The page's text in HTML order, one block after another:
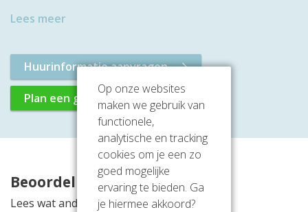
Lees meer
Huurinformatie aanvragen
Plan een gratis rondleiding
Beoordelingen
Lees wat anderen vinden van deze locatie
Op onze websites
maken we gebruik van
functionele,
analytische en tracking
cookies om je een zo
goed mogelijke
ervaring te bieden. Ga
je hiermee akkoord?